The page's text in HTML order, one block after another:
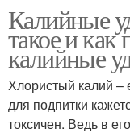
Калийные
такое и как
калийные
Хлористый калий –
для подпитки
токсичен. Ведь в